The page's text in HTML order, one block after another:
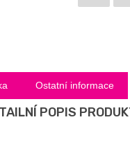
Ostatní informace
POPIS